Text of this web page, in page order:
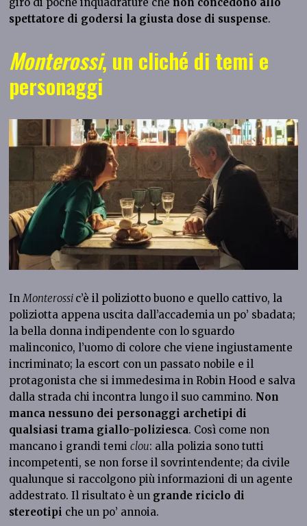
spettatore di godersi la giusta dose di suspense.
Monterossi, un cliché di temi e
personaggi
InMonterossi c’è il poliziotto buono e quello cattivo, la
poliziotta appena uscita dall’accademia un po’ sbadata;
la bella donna indipendente con lo sguardo
malinconico, l’uomo di colore che viene ingiustamente
incriminato; la escort con un passato nobile e il
protagonista che si immedesima in Robin Hood e salva
dalla strada chi incontra lungo il suo cammino. Non
manca nessuno dei personaggi archetipi di
qualsiasi trama giallo-poliziesca. Così come non
mancano i grandi temiclou: alla polizia sono tutti
incompetenti, se non forse il sovrintendente; da civile
qualunque si raccolgono più informazioni di un agente
addestrato. Il risultato è un grande riciclo di
stereotipi che un po’ annoia.